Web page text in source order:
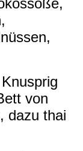
Knusprig
von
dazu thai